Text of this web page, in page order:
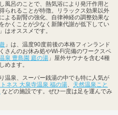
風呂のことで、熱気浴により発汗作用と
られることが特徴。リラックス効果以外
よる副腎の強化、自律神経の調整効果な
かくことが少なく新陳代謝が低下してい
はオススメです。
」は、温度90度前後の本格フィンランド
さんのお休み処やWi-Fi完備のワークスペ
泉 豊島園 庭の湯 」屋外サウナを含む4種
めます。
温泉、スーパー銭湯の中でも特に人気が
ネス 大泉寺温泉 福の湯、 天然温泉こと
などの施設です。ぜひ一度は足を運んでみ